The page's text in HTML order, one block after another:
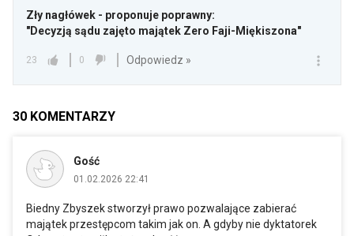
Zły nagłówek - proponuje poprawny:
"Decyzją sądu zajęto majątek Zero Faji-Miękiszona"
23 0 Odpowiedz »
30 KOMENTARZY
Gość
01.02.2026 22:41
Biedny Zbyszek stworzył prawo pozwalające zabierać
majątek przestępcom takim jak on. A gdyby nie dyktatorek